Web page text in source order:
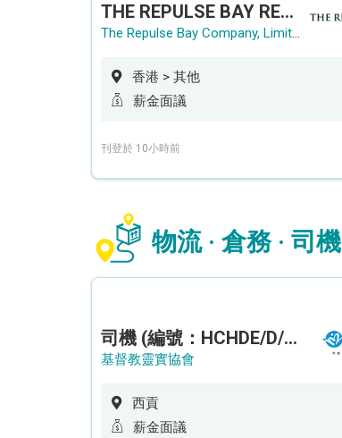
THE REPULSE BAY RECRUITMENT DAY 淺水灣影灣園人才招聘會
The Repulse Bay Company, Limited
香港 > 其他
薪金面議
刊登於 10小時前
物流 · 倉務 · 司機
司機 (編號：HCHDE/D/CTE)
基督教靈實協會
西貢
薪金面議